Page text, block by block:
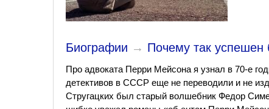
Биографии → Почему так
Про адвоката Перри Мейсона я узнал в 70-е
детективов в СССР еще не переводили и не
Стругацких был старый волшебник Федор